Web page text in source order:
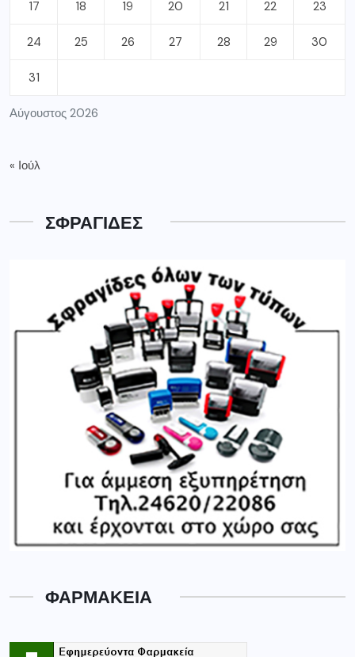
Αύγουστος 2026
17 18 19 20 21 22 23
24 25 26 27 28 29 30
31
« Ιούλ
ΣΦΡΑΓΙΔΕΣ
ΦΑΡΜΑΚΕΙΑ